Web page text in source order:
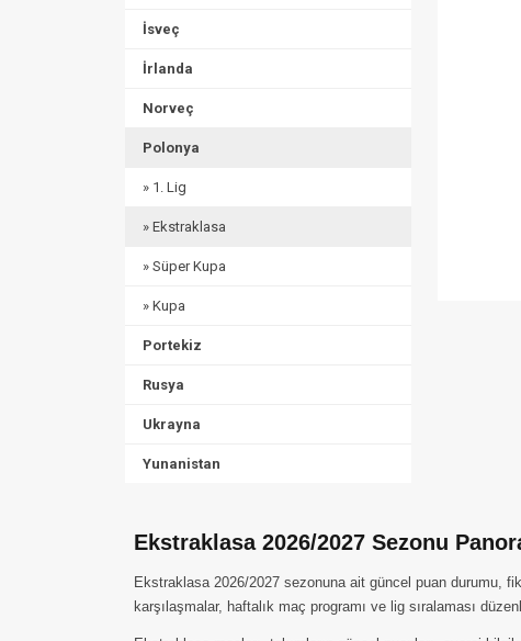
İsveç
İrlanda
Norveç
Polonya
» 1. Lig
» Ekstraklasa
» Süper Kupa
» Kupa
Portekiz
Rusya
Ukrayna
Yunanistan
Ekstraklasa 2026/2027 Sezonu
Ekstraklasa 2026/2027 sezonuna ait güncel puan durumu,
karşılaşmalar, haftalık maç programı ve lig sıralaması